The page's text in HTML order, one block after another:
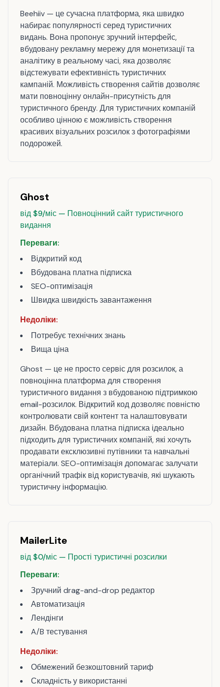
Beehiiv — це сучасна платформа, яка швидко
набирає популярності серед туристичних
видань. Вона пропонує зручний інтерфейс,
вбудовану рекламну мережу для монетизації та
аналітику в реальному часі, яка дозволяє
відстежувати ефективність туристичних
кампаній. Можливість створення сайтів дозволяє
мати повноцінну онлайн-присутність для
туристичного бренду. Для туристичних компаній
особливо цінною є можливість створення
красивих візуальних розсилок з фотографіями
подорожей.
Ghost
від $9/міс — Повноцінний сайт туристичного
видання
Переваги:
Відкритий код
Вбудована платна підписка
SEO-оптимізація
Швидка швидкість завантаження
Недоліки:
Потребує технічних знань
Вища ціна
Ghost — це не просто сервіс для розсилок, а
повноцінна платформа для створення
туристичного видання з вбудованою підтримкою
email-розсилок. Відкритий код дозволяє повністю
контролювати свій контент та налаштовувати
дизайн. Вбудована платна підписка ідеально
підходить для туристичних компаній, які хочуть
продавати ексклюзивні путівники та навчальні
матеріали. SEO-оптимізація допомагає залучати
органічний трафік від користувачів, які шукають
туристичну інформацію.
MailerLite
від $0/міс — Прості туристичні розсилки
Переваги:
Зручний drag-and-drop редактор
Автоматизація
Лендінги
A/B тестування
Недоліки:
Обмежений безкоштовний тариф
Складність у використанні